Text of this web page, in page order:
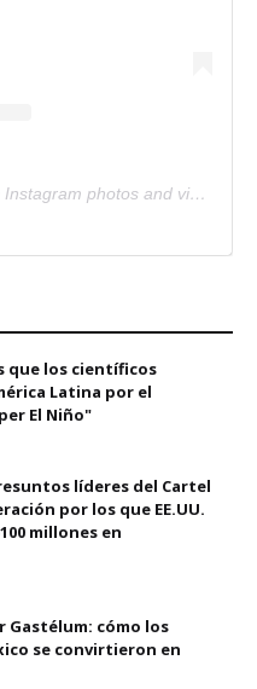
Instagram photos and videos
que los científicos
Latina por el
El Niño"
líderes del Cartel
por los que EE.UU.
millones en
Gastélum: cómo los
se convirtieron en